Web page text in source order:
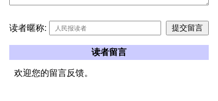
读者暱称:
读者留言
欢迎您的留言反馈。